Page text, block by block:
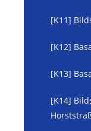
[K11]
[K12]
[K13]
[K14]